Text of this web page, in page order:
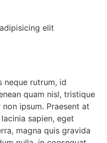
elit
neque rutrum, id
quam nisl, tristique
ipsum. Praesent at
sapien, eget
magna quis gravida